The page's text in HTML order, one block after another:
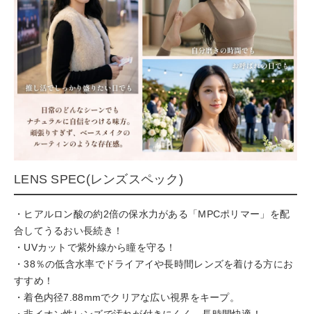
LENS SPEC(レンズスペック)
・ヒアルロン酸の約2倍の保水力がある「MPCポリマー」を配
合してうるおい長続き！
・UVカットで紫外線から瞳を守る！
・38％の低含水率でドライアイや長時間レンズを着ける方にお
すすめ！
・着色内径7.88mmでクリアな広い視界をキープ。